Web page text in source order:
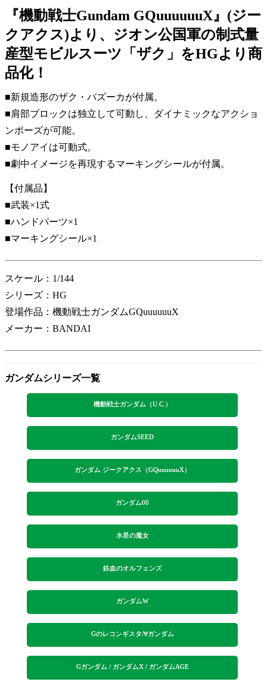
『機動戦士Gundam GQuuuuuuX』(ジー
クアクス)より、ジオン公国軍の制式量
産型モビルスーツ「ザク」をHGより商
品化！
■新規造形のザク・バズーカが付属。
■肩部ブロックは独立して可動し、ダイナミックなアクショ
ンポーズが可能。
■モノアイは可動式。
■劇中イメージを再現するマーキングシールが付属。
【付属品】
■武装×1式
■ハンドパーツ×1
■マーキングシール×1
スケール：1/144
シリーズ：HG
登場作品：機動戦士ガンダムGQuuuuuuX
メーカー：BANDAI
ガンダムシリーズ一覧
機動戦士ガンダム（U.C.）
ガンダムSEED
ガンダム ジークアクス（GQuuuuuuX）
ガンダム00
水星の魔女
鉄血のオルフェンズ
ガンダムW
Gのレコンギスタ/∀ガンダム
Gガンダム / ガンダムX / ガンダムAGE